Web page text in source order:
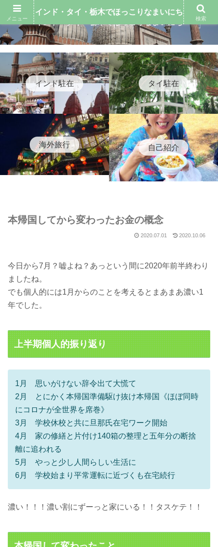
インド駐在 タイ駐在
海外旅行 自己紹介
本帰国してから変わったお金の概念
2020.07.01 2020.10.06
今日から7月？嘘よね？あっという間に2020年前半終わり
ましたね。
でも個人的には1月からのことを考えるとまあまあ濃い1
年でした。
上半期個人的振り返り
1月 思いがけない辞令出て大慌て
2月 とにかく本帰国準備駆け抜け本帰国《ほぼ同時
にコロナが全世界を席巻》
3月 学校休校と共に旦那氏在宅ワーク開始
4月 家の修繕と片付け140箱の整理と五年分の断捨
離に追われる
5月 やっと少し人間らしい生活に
6月 学校始まり平常運転に近づくも在宅続行
濃い！！！濃い割にずーっと家にいる！！タスケテ！！
メニュー
インド・タイ・栃木でほっこりなまいにち
検索